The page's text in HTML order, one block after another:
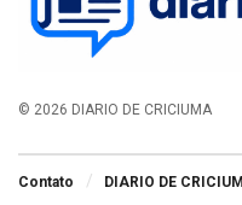
© 2026 DIARIO DE CRICIUMA
Contato DIARIO DE